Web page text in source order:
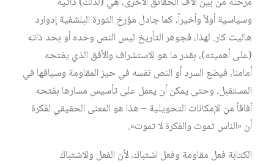
وسياسية أولاً وأخيراً، كما جادل مؤرخ الثورة البلشفية إدوارد
هاليت كار. لهذا، فجوهر التأريخ ليس النص وحده أو بحد ذاته
(على أهميته)، بقدر ما هو الاستشراف والأفق الذي يفتحه
أمامنا، فيضع السرد أو النص نفسه في حيز المقاومة وسياقها في
المستقبل، وحتى يمكن أن يعمل على تأسيس مسارها بفتحه
آفاقاً من الإمكانات التحويلية – هذا هو المعنى الحقيقي لفكرة
أن «الناس تموت والفكرة لا تموت».
الكتابة فعل مقاومة وفعل اشتباك، لأن الفعل والاشتباك